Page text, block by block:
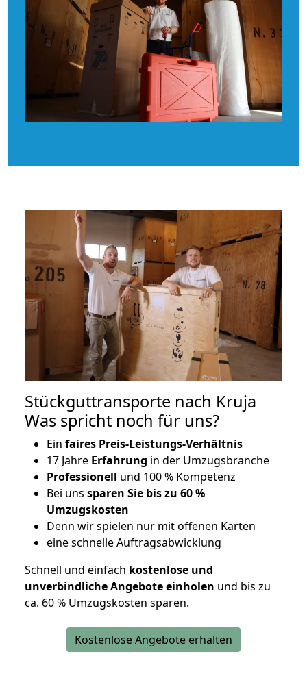
Stückguttransporte nach Kruja
Was spricht noch für uns?
Ein faires Preis-Leistungs-Verhältnis
17 Jahre Erfahrung in der Umzugsbranche
Professionell und 100 % Kompetenz
Bei uns sparen Sie bis zu 60 %
Umzugskosten
Denn wir spielen nur mit offenen Karten
eine schnelle Auftragsabwicklung
Schnell und einfach kostenlose und
unverbindliche Angebote einholen und bis zu
ca. 60 % Umzugskosten sparen.
Kostenlose Angebote erhalten